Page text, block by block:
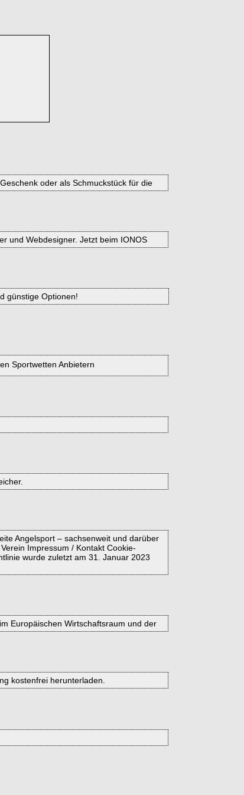
oder als Schmuckstück für die
und Webdesigner. Jetzt beim IONOS
günstige Optionen!
Sportwetten Anbietern
Angelsport – sachsenweit und darüber
Impressum / Kontakt Cookie-
wurde zuletzt am 31. Januar 2023
Europäischen Wirtschaftsraum und der
kostenfrei herunterladen.